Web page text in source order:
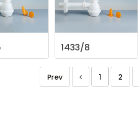
1433/8
Prev 1 2